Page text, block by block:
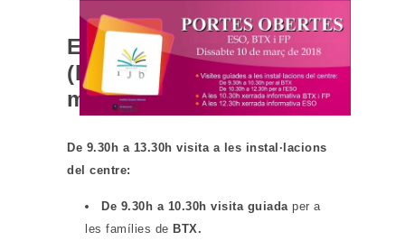
ESO i Batxillerat
(BTX):Dissabte 10 de
març
De 9.30h a 13.30h visita a les instal·lacions
del centre:
De 9.30h a 10.30h visita guiadaper a
les famílies de BTX.